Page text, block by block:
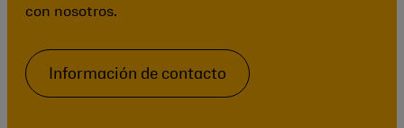
con nosotros.
Información de contacto